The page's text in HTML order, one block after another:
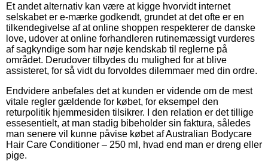
Et andet alternativ kan være at kigge hvorvidt internet
selskabet er e-mærke godkendt, grundet at det ofte er en
tilkendegivelse af at online shoppen respekterer de danske
love, udover at online forhandleren rutinemæssigt vurderes
af sagkyndige som har nøje kendskab til reglerne på
området. Derudover tilbydes du mulighed for at blive
assisteret, for så vidt du forvoldes dilemmaer med din ordre.
Endvidere anbefales det at kunden er vidende om de mest
vitale regler gældende for købet, for eksempel den
returpolitik hjemmesiden tilsikrer. I den relation er det tillige
essesentielt, at man stadig bibeholder sin faktura, således
man senere vil kunne påvise købet af Australian Bodycare
Hair Care Conditioner – 250 ml, hvad end man er dreng eller
pige.